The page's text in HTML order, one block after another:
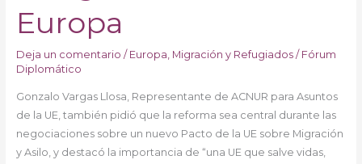
Europa
Deja un comentario / Europa, Migración y Refugiados/ Fórum
Diplomático
Gonzalo Vargas Llosa, Representante de ACNUR para Asuntos
de la UE, también pidió que la reforma sea central durante las
negociaciones sobre un nuevo Pacto de la UE sobre Migración
y Asilo, y destacó la importancia de “una UE que salve vidas,